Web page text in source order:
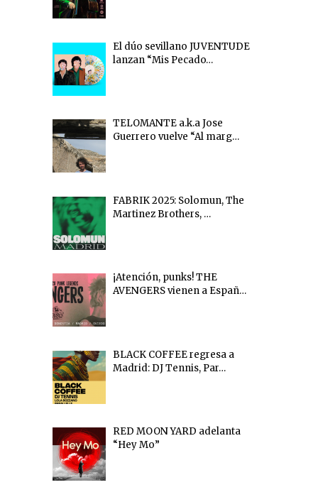
El dúo sevillano JUVENTUDE
lanzan “Mis Pecado…
TELOMANTE a.k.a Jose
Guerrero vuelve “Al marg…
FABRIK 2025: Solomun, The
Martinez Brothers, …
¡Atención, punks! THE
AVENGERS vienen a Españ…
BLACK COFFEE regresa a
Madrid: DJ Tennis, Par…
RED MOON YARD adelanta
“Hey Mo”